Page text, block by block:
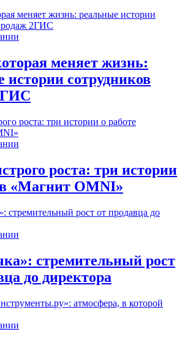
меняет жизнь:
истории сотрудников
роста: три истории
в «Магнит OMNI»
стремительный рост
до директора